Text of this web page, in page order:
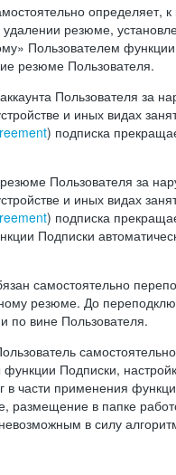
определяет,
резюме,
Пользователем функции
резюме Пользователя.
Пользователя за
и иных видах
) подписка
Пользователя за
и иных видах
) подписка
Подписки
самостоятельно
резюме. До
по вине Пользователя.
Подписки,
в части применения
размещение в папке
в силу